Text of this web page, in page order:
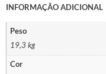
INFORMAÇÃO ADICIONAL
Peso
19,3 kg
Cor